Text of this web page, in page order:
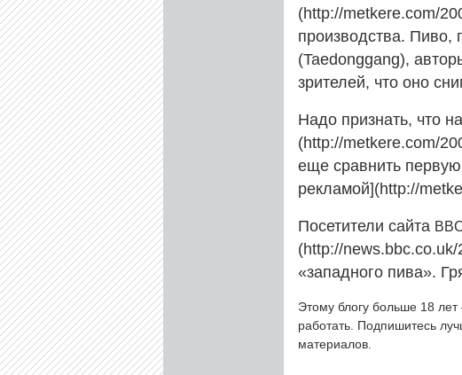
(http://metkere.com/
производства. Пиво,
(Taedonggang),
зрителей, что оно
Надо признать, что
(http://metkere.com/
еще сравнить
рекламой](http://
Посетители сайта
(http://
«западного пива».
Этому блогу больше 18
работать. Подпишитесь
материалов.